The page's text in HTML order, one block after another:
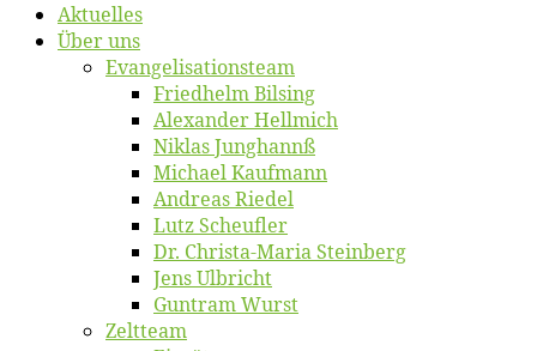
Ak­tu­el­les
Über uns
Evangelisa­tions­team
Fried­helm Bilsing
Alex­an­der Hellmich
Ni­klas Junghannß
Mi­cha­el Kaufmann
An­dre­as Riedel
Lutz Scheuf­ler
Dr. Chris­­ta-Ma­ria Steinberg
Jens Ulb­richt
Gun­tram Wurst
Zelt­team